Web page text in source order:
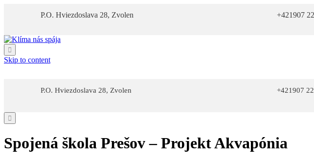
P.O. Hviezdoslava 28, Zvolen +421907

Skip to content
P.O. Hviezdoslava 28, Zvolen +421907

Spojená škola Prešov – Projekt Akvapónia